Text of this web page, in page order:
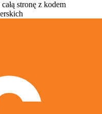
stronę z kodem